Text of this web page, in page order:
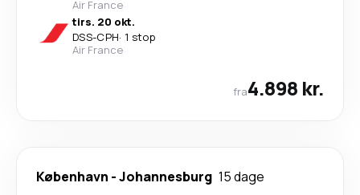
Air France
tirs. 20 okt.
DSS-CPH· 1 stop
Air France
fra4.898 kr.
København -Johannesburg 15 dage